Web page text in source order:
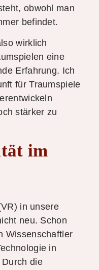
obwohl man
befindet.
wirklich
eine
Erfahrung. Ich
für Traumspiele
stärker zu
im
in unsere
neu. Schon
Wissenschaftler
in
die